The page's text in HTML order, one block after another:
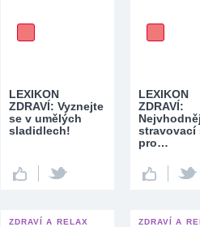
LEXIKON
ZDRAVÍ: Vyznejte
se v umělých
sladidlech!
LEXIKON
ZDRAVÍ:
stravovací
pro…
ZDRAVÍ A RELAX ZDRAVÍ A